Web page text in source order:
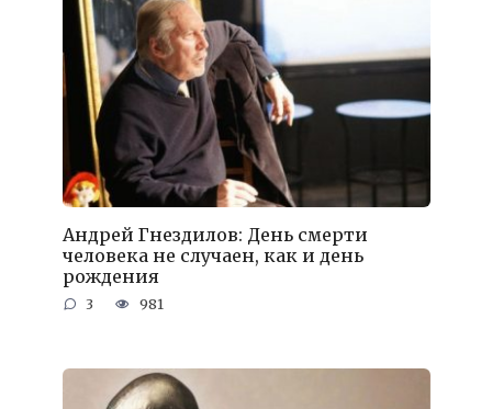
Андрей Гнездилов: День смерти
человека не случаен, как и день
рождения
3 981